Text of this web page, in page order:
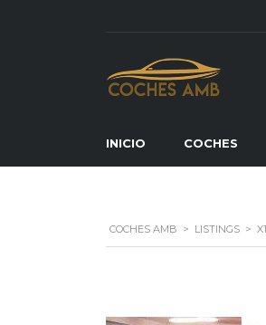
INICIO COCHES
COCHES AMB > LISTINGS > X1